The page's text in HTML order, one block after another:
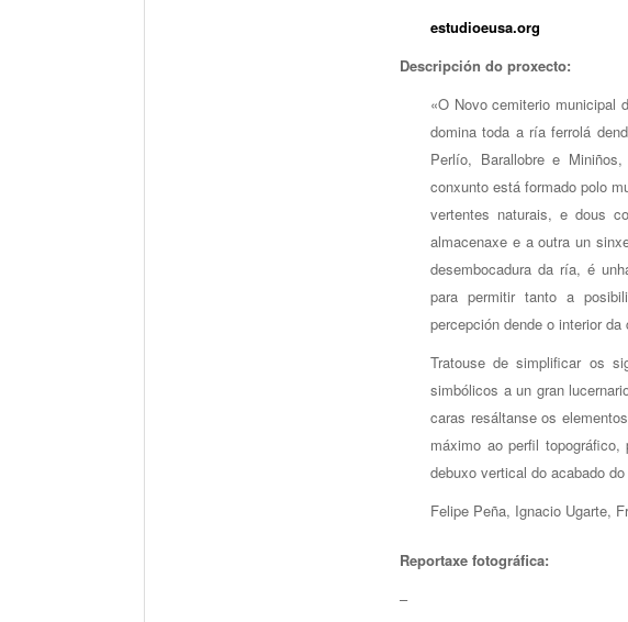
estudioeusa.org
Descripción do proxecto:
«O Novo cemiterio municipal
domina toda a ría ferrolá
Perlío, Barallobre e
conxunto está formado polo
vertentes naturais, e dous
almacenaxe e a outra un
desembocadura da ría, é
para permitir tanto a
percepción dende o interior
Tratouse de simplificar os
simbólicos a un gran
caras resáltanse os
máximo ao perfil
debuxo vertical do acabado
Felipe Peña, Ignacio Ugarte,
Reportaxe fotográfica:
–